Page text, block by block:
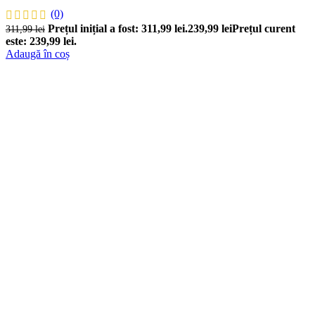
(0)
311,99lei Prețul inițial a fost: 311,99 lei.239,99 leiPrețul curent
este: 239,99 lei.
Adaugă în coș